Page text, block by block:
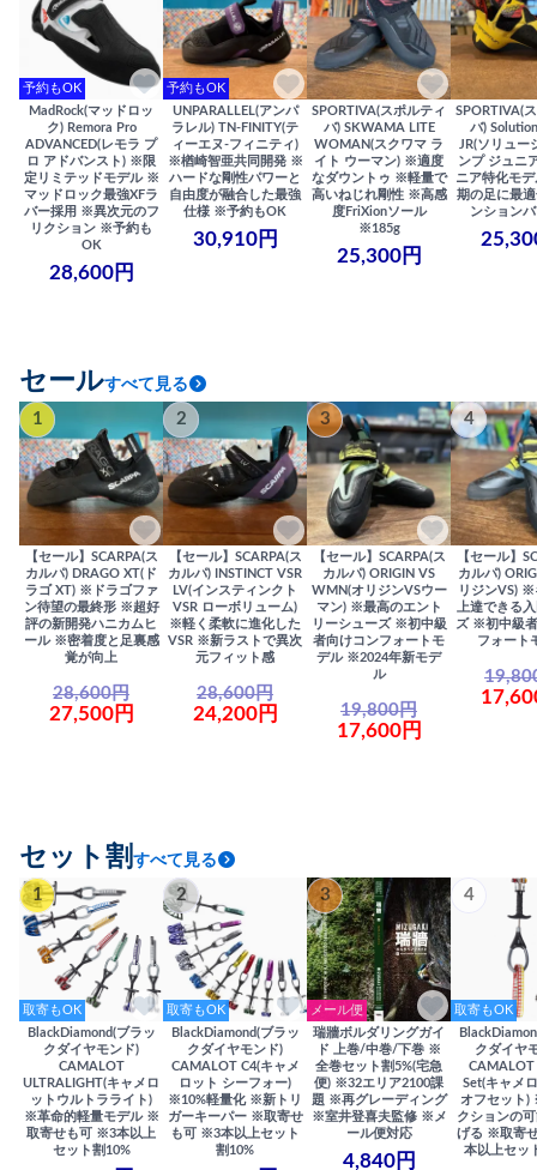
予約もOK
MadRock(マッドロッ
ク) Remora Pro
ADVANCED(レモラ プ
ロ アドバンスト) ※限
定リミテッドモデル ※
マッドロック最強XFラ
バー採用 ※異次元のフ
リクション ※予約も
OK
28,600円
予約もOK
UNPARALLEL(アンパ
ラレル) TN-FINITY(テ
ィーエヌ-フィニティ)
※楢崎智亜共同開発 ※
ハードな剛性パワーと
自由度が融合した最強
仕様 ※予約もOK
30,910円
SPORTIVA(スポルティ
バ) SKWAMA LITE
WOMAN(スクワマ ラ
イト ウーマン) ※適度
なダウントゥ ※軽量で
高いねじれ剛性 ※高感
度FriXionソール
※185g
25,300円
SPORTIVA(
バ)
JR(ソリュー
ンプ ジュニ
ニア特化モ
期の足に最
ンション
セールすべて見る
1
【セール】SCARPA(ス
カルパ) DRAGO XT(ド
ラゴ XT) ※ドラゴファ
ン待望の最終形 ※超好
評の新開発ハニカムヒ
ール ※密着度と足裏感
覚が向上
28,600円
27,500円
2
【セール】SCARPA(ス
カルパ) INSTINCT VSR
LV(インスティンクト
VSR ローボリューム)
※軽く柔軟に進化した
VSR ※新ラストで異次
元フィット感
28,600円
24,200円
3
【セール】SCARPA(ス
カルパ) ORIGIN VS
WMN(オリジンVSウー
マン) ※最高のエント
リーシューズ ※初中級
者向けコンフォートモ
デル ※2024年新モデ
ル
19,800円
17,600円
4
【セール】
カルパ)
リジンVS) ※
上達できる
ズ ※初中級
フォート
セット割 すべて見る
1
取寄もOK
BlackDiamond(ブラッ
クダイヤモンド)
CAMALOT
ULTRALIGHT(キャメロ
ットウルトラライト)
※革命的軽量モデル ※
取寄せも可 ※3本以上
セット割10%
2
取寄もOK
BlackDiamond(ブラッ
クダイヤモンド)
CAMALOT C4(キャメ
ロット シーフォー)
※10%軽量化 ※新トリ
ガーキーパー ※取寄せ
も可 ※3本以上セット
割10%
3
メール便
瑞牆ボルダリングガイ
ド 上巻/中巻/下巻 ※
全巻セット割5%(宅急
便) ※32エリア2100課
題 ※再グレーディング
※室井登喜夫監修 ※メ
ール便対応
4,840円
4
取寄もOK
クダイヤ
Set(キャメ
オフセット)
クションの
げる ※取寄
本以上セッ